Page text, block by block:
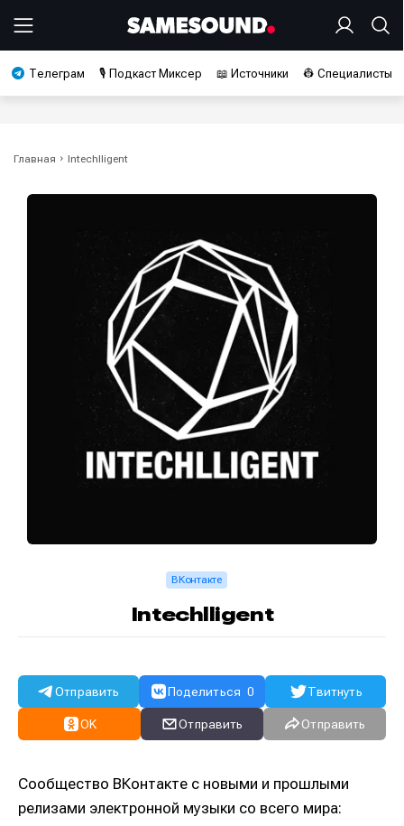
Телеграм 🎙️ Подкаст Миксер 📖 Источники 👷 Специалисты
Главная Intechlligent
ВКонтакте
Intechlligent
Отправить Поделиться 0 Твитнуть
OK Отправить Отправить
Сообщество ВКонтакте с новыми и прошлыми
релизами электронной музыки со всего мира: